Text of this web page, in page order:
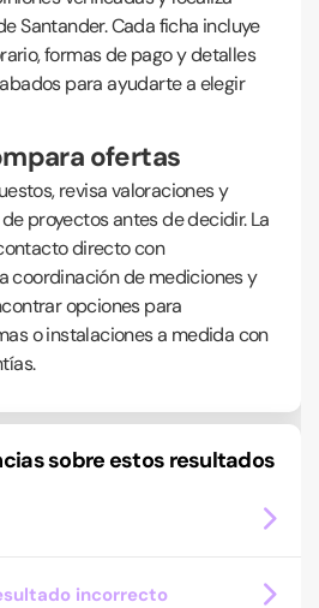
Santander. Cada ficha incluye
formas de pago y detalles
para ayudarte a elegir
ofertas
revisa valoraciones y
proyectos antes de decidir. La
directo con
coordinación de mediciones y
opciones para
o instalaciones a medida con
sobre estos resultados
incorrecto